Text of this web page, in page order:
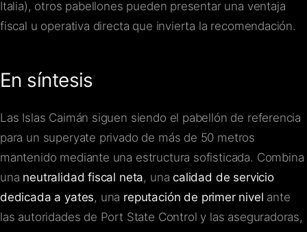
Italia), otros pabellones pueden presentar una ventaja
fiscal u operativa directa que invierta la recomendación.
En síntesis
Las Islas Caimán siguen siendo el pabellón de referencia
para un superyate privado de más de 50 metros
mantenido mediante una estructura sofisticada. Combina
una neutralidad fiscal neta, unacalidad de servicio
dedicada a yates, una reputación de primer nivel ante
las autoridades de Port State Control y las aseguradoras,